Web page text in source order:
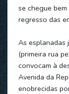
se chegue
regresso das
As esplanadas
(primeira rua
convocam à
Avenida da
enobrecidas